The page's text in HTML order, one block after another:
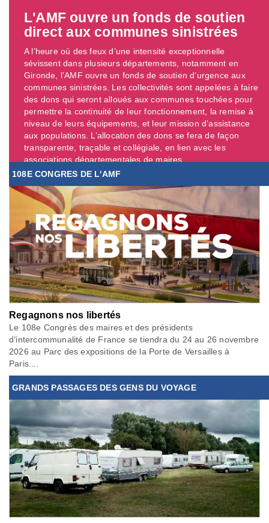
L'AMF ouvre un fonds de soutien
direct aux communes sinistrées
A l’heure où des feux d’une intensité exceptionnelle
sévissent dans plusieurs départements, notamment en
Gironde, l’AMF ouvre un fonds de soutien d’urgence aux
communes sinistrées. Les collectivités sont appelées à faire
des dons qui seront alloués aux communes touchées pour
permettre la continuité de leur fonctionnement, la remise à
niveau de leurs équipements, et leur mission d’assistance
aux populations. L’allocation des dons se fera de façon
transparente, traçable et collégiale, en lien avec les
associations départementales de maires. ...
108E CONGRES DE L'AMF
Regagnons nos libertés
Le 108e Congrès des maires et des présidents
d’intercommunalité de France se tiendra du 24 au 26 novembre
2026 au Parc des expositions de la Porte de Versailles à
Paris....
GRANDS PASSAGES DES GENS DU VOYAGE